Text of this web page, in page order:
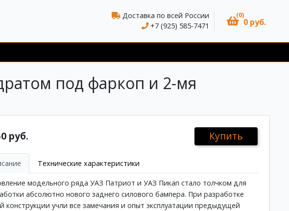
Доставка по всей России
+7 (925) 585-7471
(0)
0 руб.
под фаркоп и 2-мя
руб. Купить
Технические характеристики
модельного ряда УАЗ Патриот и УАЗ Пикап стало толчком для
абсолютно нового заднего силового бампера. При разработке
конструкции учли все замечания и опыт эксплуатации предыдущей